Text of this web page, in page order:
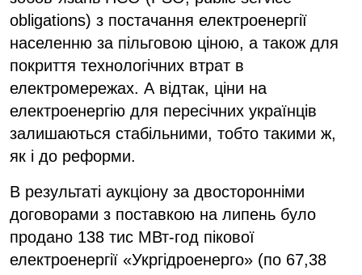
obligations) з постачання електроенергії
населенню за пільговою ціною, а також для
покриття технологічних втрат в
електромережах. А відтак, ціни на
електроенергію для пересічних українців
залишаються стабільними, тобто такими ж,
як і до реформи.
В результаті аукціону за двосторонніми
договорами з поставкою на липень було
продано 138 тис МВт-год пікової
електроенергії «Укргідроенерго» (по 67,38